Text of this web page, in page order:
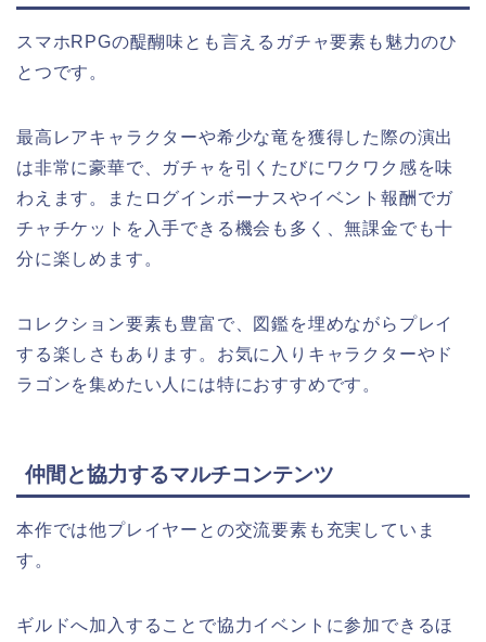
スマホRPGの醍醐味とも言えるガチャ要素も魅力のひ
とつです。
最高レアキャラクターや希少な竜を獲得した際の演出
は非常に豪華で、ガチャを引くたびにワクワク感を味
わえます。またログインボーナスやイベント報酬でガ
チャチケットを入手できる機会も多く、無課金でも十
分に楽しめます。
コレクション要素も豊富で、図鑑を埋めながらプレイ
する楽しさもあります。お気に入りキャラクターやド
ラゴンを集めたい人には特におすすめです。
仲間と協力するマルチコンテンツ
本作では他プレイヤーとの交流要素も充実していま
す。
ギルドへ加入することで協力イベントに参加できるほ